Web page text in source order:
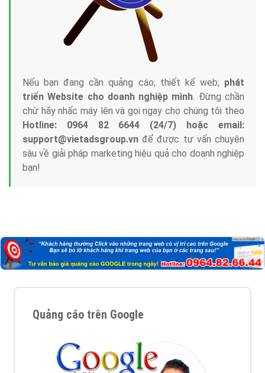
Nếu bạn đang cần quảng cáo, thiết kế web, phát
triển Website cho doanh nghiệp mình. Đừng chần
chừ hãy nhấc máy lên và gọi ngay cho chúng tôi theo
Hotline: 0964 82 6644 (24/7) hoặc email:
support@vietadsgroup.vn để được tư vấn chuyên
sâu về giải pháp marketing hiệu quả cho doanh nghiệp
bạn!
Quảng cáo trên Google